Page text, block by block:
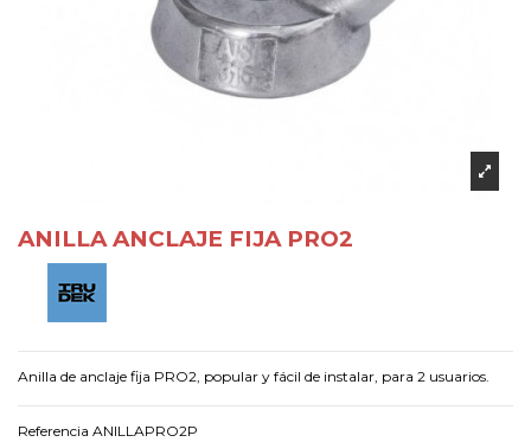
ANILLA ANCLAJE FIJA PRO2
Anilla de anclaje fija PRO2, popular y fácil de instalar, para 2 usuarios.
Referencia ANILLAPRO2P